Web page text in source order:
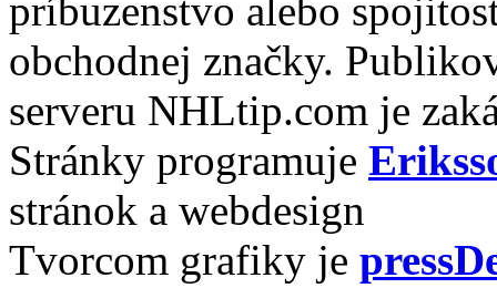
príbuzenstvo alebo
obchodnej značky.
serveru NHLtip.com je
Stránky programuje
stránok a webdesign
Tvorcom grafiky je